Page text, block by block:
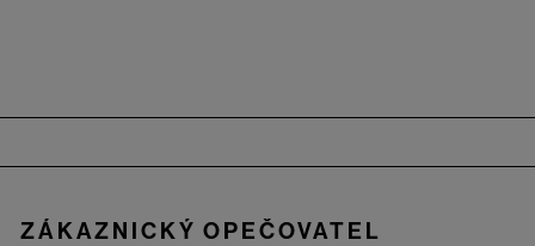
ZÁKAZNICKÝ OPEČOVATEL